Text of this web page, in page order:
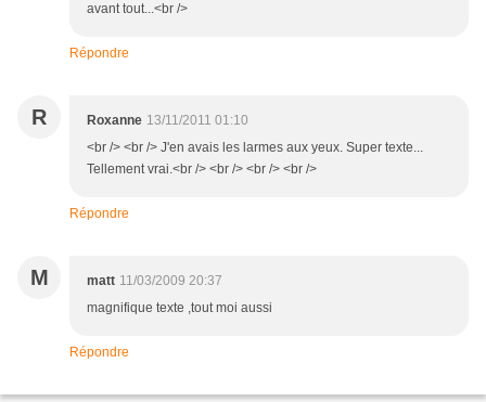
avant tout...<br />
Répondre
R Roxanne 13/11/2011 01:10
<br /> <br /> J'en avais les larmes aux yeux. Super texte...
Tellement vrai.<br /> <br /> <br /> <br />
Répondre
M matt 11/03/2009 20:37
magnifique texte ,tout moi aussi
Répondre